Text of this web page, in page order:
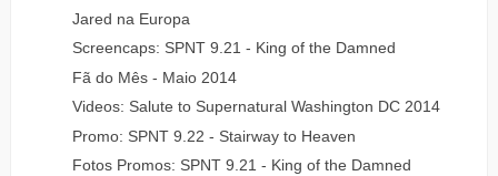
Jared na Europa
Screencaps: SPNT 9.21 - King of the Damned
Fã do Mês - Maio 2014
Videos: Salute to Supernatural Washington DC 2014
Promo: SPNT 9.22 - Stairway to Heaven
Fotos Promos: SPNT 9.21 - King of the Damned